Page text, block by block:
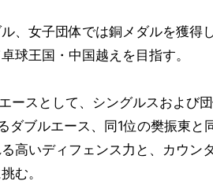
、女子団体では銅メダルを獲得
球王国・中国越えを目指す。
ースとして、シングルスおよび
ダブルエース、同1位の樊振東と
高いディフェンス力と、カウン
む。